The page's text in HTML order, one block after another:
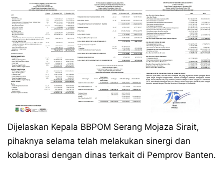
Dijelaskan Kepala BBPOM Serang Mojaza Sirait,
pihaknya selama telah melakukan sinergi dan
kolaborasi dengan dinas terkait di Pemprov Banten.